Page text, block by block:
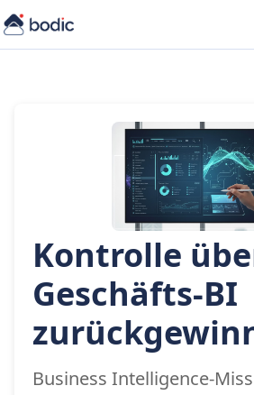
Über uns
Ressourcen
DE
Kontrolle
Geschäfts-BI
Business Intelligence-